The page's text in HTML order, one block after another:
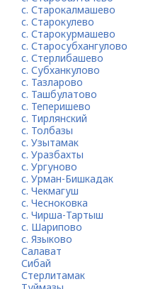
с. Старокалмашево
с. Старокулево
с. Старокурмашево
с. Старосубхангулово
с. Стерлибашево
с. Субханкулово
с. Тазларово
с. Ташбулатово
с. Теперишево
с. Тирлянский
с. Толбазы
с. Узытамак
с. Уразбахты
с. Ургуново
с. Урман-Бишкадак
с. Чекмагуш
с. Чесноковка
с. Чирша-Тартыш
с. Шарипово
с. Языково
Салават
Сибай
Стерлитамак